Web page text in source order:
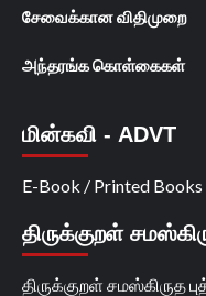
சேவைக்கான விதிமுறை
அந்தரங்க கொள்கைகள்
மின்கவி - ADVT
E-Book / Printed
திருக்குறள்
திருக்குறள் சமஸ்கிருத